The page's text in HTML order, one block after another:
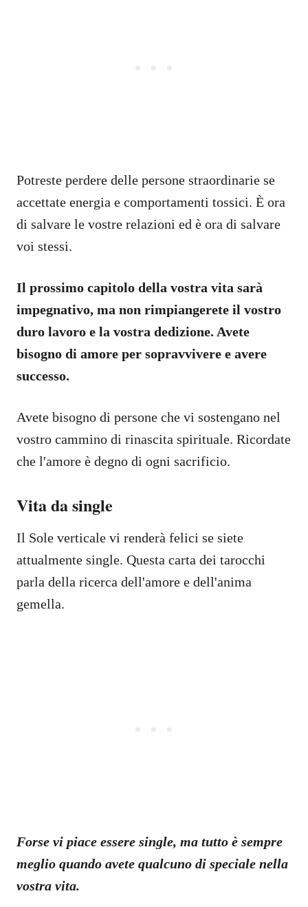
Potreste perdere delle persone straordinarie se
accettate energia e comportamenti tossici. È ora
di salvare le vostre relazioni ed è ora di salvare
voi stessi.
Il prossimo capitolo della vostra vita sarà
impegnativo, ma non rimpiangerete il vostro
duro lavoro e la vostra dedizione. Avete
bisogno di amore per sopravvivere e avere
successo.
Avete bisogno di persone che vi sostengano nel
vostro cammino di rinascita spirituale. Ricordate
che l'amore è degno di ogni sacrificio.
Vita da single
Il Sole verticale vi renderà felici se siete
attualmente single. Questa carta dei tarocchi
parla della ricerca dell'amore e dell'anima
gemella.
Forse vi piace essere single, ma tutto è sempre
meglio quando avete qualcuno di speciale nella
vostra vita.